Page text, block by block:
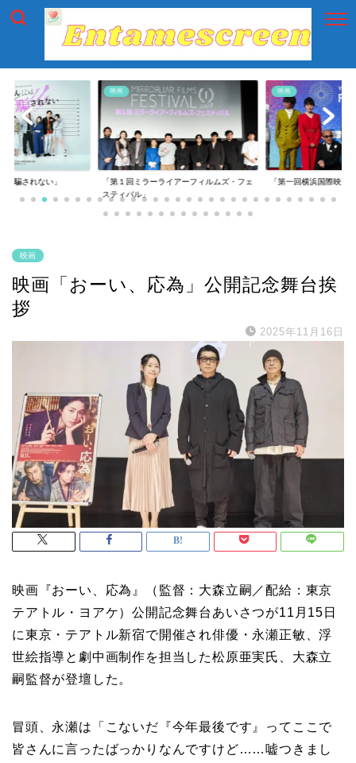
は騙されない」
映画
「第１回ミラーライアーフィルムズ・フェ
スティバル」
映画
「第一回横浜国際映画
映画
映画「おーい、応為」公開記念舞台挨
拶
2025年11月16日
映画『おーい、応為』（監督：大森立嗣／配給：東京
テアトル・ヨアケ）公開記念舞台あいさつが11月15日
に東京・テアトル新宿で開催され俳優・永瀬正敏、浮
世絵指導と劇中画制作を担当した松原亜実氏、大森立
嗣監督が登壇した。
冒頭、永瀬は「こないだ『今年最後です』ってここで
皆さんに言ったばっかりなんですけど……嘘つきまし